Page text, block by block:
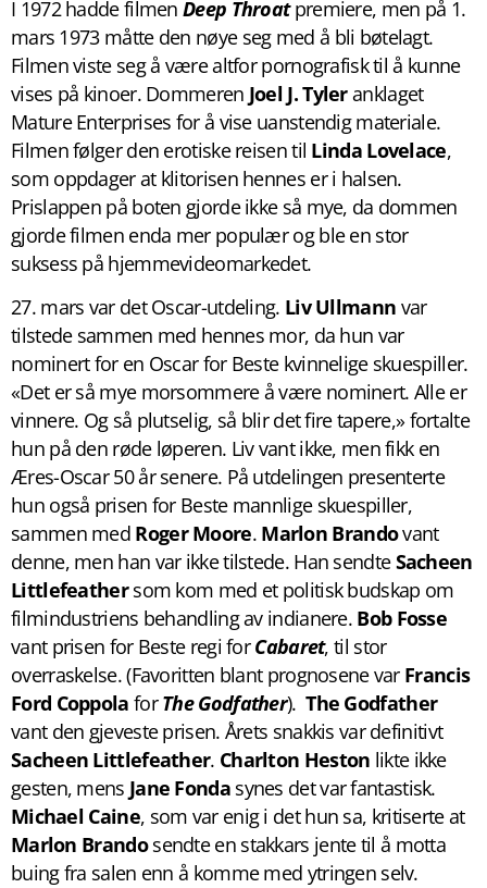
I 1972 hadde filmen Deep Throatpremiere, men på 1.
mars 1973 måtte den nøye seg med å bli bøtelagt.
Filmen viste seg å være altfor pornografisk til å kunne
vises på kinoer. Dommeren Joel J. Tyleranklaget
Mature Enterprises for å vise uanstendig materiale.
Filmen følger den erotiske reisen til Linda Lovelace,
som oppdager at klitorisen hennes er i halsen.
Prislappen på boten gjorde ikke så mye, da dommen
gjorde filmen enda mer populær og ble en stor
suksess på hjemmevideomarkedet.
27. mars var det Oscar-utdeling. Liv Ullmann var
tilstede sammen med hennes mor, da hun var
nominert for en Oscar for Beste kvinnelige skuespiller.
«Det er så mye morsommere å være nominert. Alle er
vinnere. Og så plutselig, så blir det fire tapere,» fortalte
hun på den røde løperen. Liv vant ikke, men fikk en
Æres-Oscar 50 år senere. På utdelingen presenterte
hun også prisen for Beste mannlige skuespiller,
sammen med Roger Moore. Marlon Brandovant
denne, men han var ikke tilstede. Han sendteSacheen
Littlefeathersom kom med et politisk budskap om
filmindustriens behandling av indianere. Bob Fosse
vant prisen for Beste regi forCabaret, til stor
overraskelse. (Favoritten blant prognosene var Francis
Ford Coppola forThe Godfather).The Godfather
vant den gjeveste prisen. Årets snakkis var definitivt
Sacheen Littlefeather. Charlton Heston likte ikke
gesten, mens Jane Fondasynes det var fantastisk.
Michael Caine, som var enig i det hun sa, kritiserte at
Marlon Brandosendte en stakkars jente til å motta
buing fra salen enn å komme med ytringen selv.